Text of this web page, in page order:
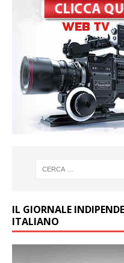
IL GIORNALE
ITALIANO